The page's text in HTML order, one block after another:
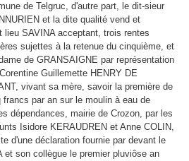
de Telgruc, d'autre part, le dit-sieur
et la dite qualité vend et
lieu SAVINA acceptant, trois rentes
sujettes à la retenue du cinquième, et
de GRANSAIGNE par représentation
Guillemette HENRY DE
vivant sa mère, savoir la première de
par an sur le moulin à eau de
dépendances, mairie de Crozon, par les
Isidore KERAUDREN et Anne COLIN,
d'une déclaration fournie par devant le
et son collègue le premier pluviôse an